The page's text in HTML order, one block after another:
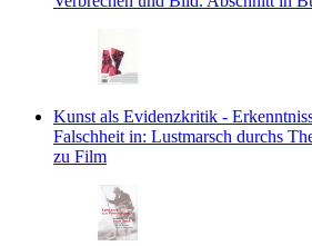
Kunst als Evidenzkritik -
Falschheit in: Lustmarsch durchs
zu Film